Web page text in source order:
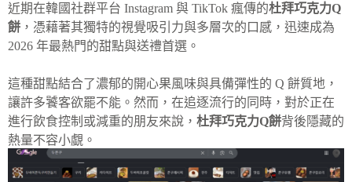
近期在韓國社群平台 Instagram 與 TikTok 瘋傳的杜拜巧克力Q
餅 ，憑藉著其獨特的視覺吸引力與多層次的口感，迅速成為
2026 年最熱門的甜點與送禮首選。
這種甜點結合了濃郁的開心果風味與具備彈性的 Q 餅質地，
讓許多饕客欲罷不能。然而，在追逐流行的同時，對於正在
進行飲食控制或減重的朋友來說， 杜拜巧克力Q餅背後隱藏的
熱量不容小覷。